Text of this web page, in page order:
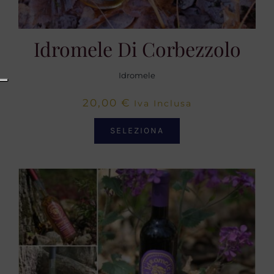
Idromele Di Corbezzolo
Idromele
20,00 € Iva Inclusa
SELEZIONA